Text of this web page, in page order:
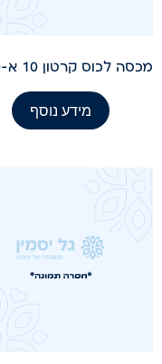
מכסה לכוס קרטון 10 א-1000
מידע נוסף